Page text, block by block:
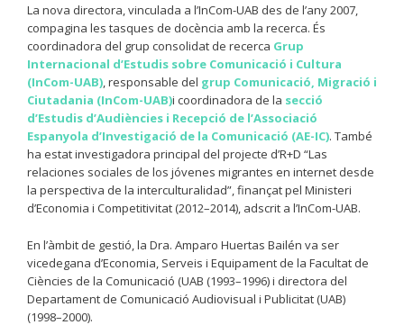
La nova directora, vinculada a l’InCom-UAB des de l’any 2007,
compagina les tasques de docència amb la recerca. És
coordinadora del grup consolidat de recerca Grup
Internacional d’Estudis sobre Comunicació i Cultura
(InCom-UAB), responsable del grup Comunicació, Migració i
Ciutadania (InCom-UAB)i coordinadora de la secció
d’Estudis d’Audiències i Recepció de l’Associació
Espanyola d’Investigació de la Comunicació (AE-IC). També
ha estat investigadora principal del projecte d’R+D “Las
relaciones sociales de los jóvenes migrantes en internet desde
la perspectiva de la interculturalidad”, finançat pel Ministeri
d’Economia i Competitivitat (2012–2014), adscrit a l’InCom-UAB.
En l’àmbit de gestió, la Dra. Amparo Huertas Bailén va ser
vicedegana d’Economia, Serveis i Equipament de la Facultat de
Ciències de la Comunicació (UAB (1993–1996) i directora del
Departament de Comunicació Audiovisual i Publicitat (UAB)
(1998–2000).